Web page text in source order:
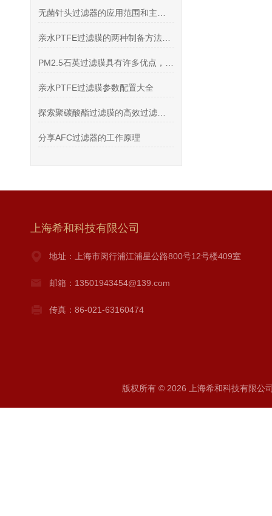
亲水PTFE过滤膜参数配置大全
分享AFC过滤器的工作原理
上海希和科技有限公司
地址：上海市闵行浦江浦星公路800号12号楼409室
邮箱：13501943454@139.com
传真：86-021-63160474
版权所有 © 2026 上海希和科技有限公